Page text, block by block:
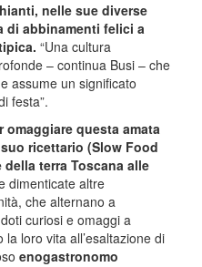
nelle sue diverse
di abbinamenti felici a
“Una cultura
– continua Busi – che
assume un significato
festa”.
questa amata
ricettario (Slow Food
terra Toscana alle
dimenticate altre
che alternano a
curiosi e omaggi a
loro vita all’esaltazione di
enogastronomo